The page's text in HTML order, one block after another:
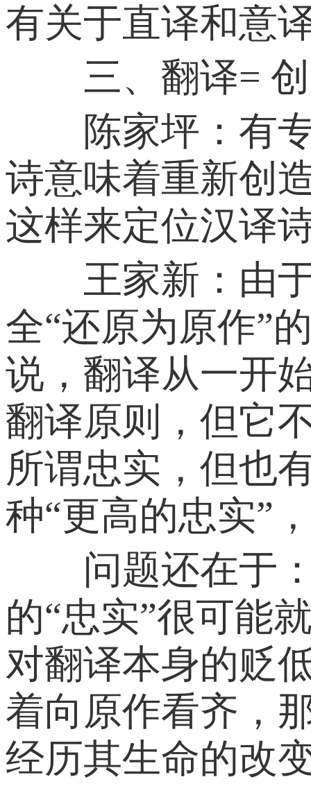
有关于直译和意
三、翻译= 创
陈家坪：有专
诗意味着重新创
这样来定位汉译
王家新：由于
全“还原为原作”
说，翻译从一开
翻译原则，但它
所谓忠实，但也
种“更高的忠实”
问题还在于：
的“忠实”很可能
对翻译本身的贬
着向原作看齐，
经历其生命的改